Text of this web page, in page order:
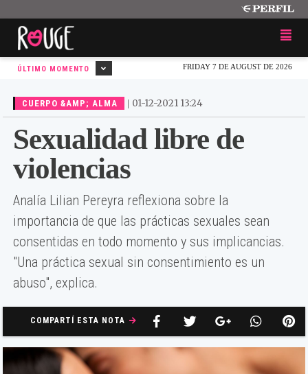
FRIDAY 7 DE AUGUST DE 2026
ÚLTIMO MOMENTO
CUERPO &AMP; ALMA | 01-12-2021 13:24
Sexualidad libre de
violencias
Analía Lilian Pereyra reflexiona sobre la
importancia de que las prácticas sexuales sean
consentidas en todo momento y sus implicancias.
"Una práctica sexual sin consentimiento es un
abuso", explica.
COMPARTÍ ESTA NOTA